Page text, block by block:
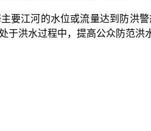
江河的水位或流量达到防洪警
于洪水过程中，提高公众防范洪